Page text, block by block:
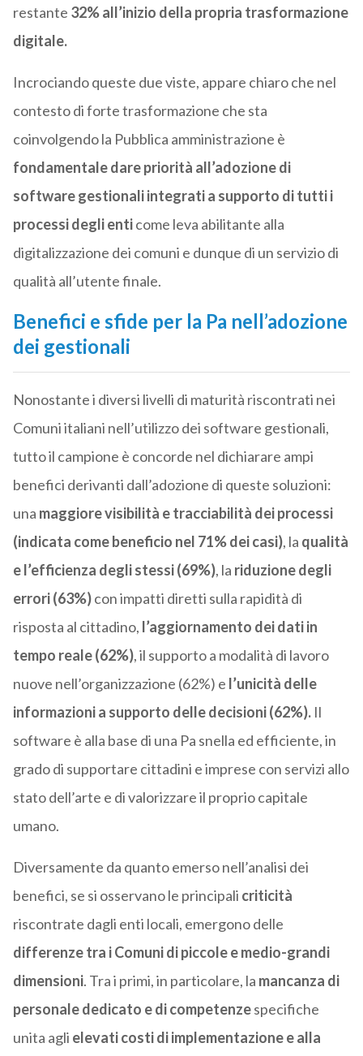
restante 32% all’inizio della propria trasformazione
digitale.
Incrociando queste due viste, appare chiaro che nel
contesto di forte trasformazione che sta
coinvolgendo la Pubblica amministrazione è
fondamentale dare priorità all’adozione di
software gestionali integrati a supporto di tutti i
processi degli enticome leva abilitante alla
digitalizzazione dei comuni e dunque di un servizio di
qualità all’utente finale.
Benefici e sfide per la Pa nell’adozione
dei gestionali
Nonostante i diversi livelli di maturità riscontrati nei
Comuni italiani nell’utilizzo dei software gestionali,
tutto il campione è concorde nel dichiarare ampi
benefici derivanti dall’adozione di queste soluzioni:
una maggiore visibilità e tracciabilità dei processi
(indicata come beneficio nel 71% dei casi), la qualità
e l’efficienza degli stessi (69%), la riduzione degli
errori (63%)con impatti diretti sulla rapidità di
risposta al cittadino, l’aggiornamento dei dati in
tempo reale (62%), il supporto a modalità di lavoro
nuove nell’organizzazione (62%) e l’unicità delle
informazioni a supporto delle decisioni (62%).Il
software è alla base di una Pa snella ed efficiente, in
grado di supportare cittadini e imprese con servizi allo
stato dell’arte e di valorizzare il proprio capitale
umano.
Diversamente da quanto emerso nell’analisi dei
benefici, se si osservano le principali criticità
riscontrate dagli enti locali, emergono delle
differenze tra i Comuni di piccole e medio-grandi
dimensioni. Tra i primi, in particolare, la mancanza di
personale dedicato e di competenzespecifiche
unita agli elevaticosti di implementazione e alla